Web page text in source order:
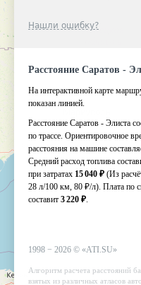
Нашли ошибку?
Расстояние Саратов -
На интерактивной карте
показан линией.
Расстояние Саратов - Элиста
по трассе. Ориентировочное
расстояния на машине
Средний расход топлива
при затратах 15 040 ₽ (Из
28 л/100 км, 80 ₽/л). Плата по
составит 3 220 ₽.
1998 − 2026 © «ATI.SU»
Алгоритм расчета расстояний
взятых из различных атласов